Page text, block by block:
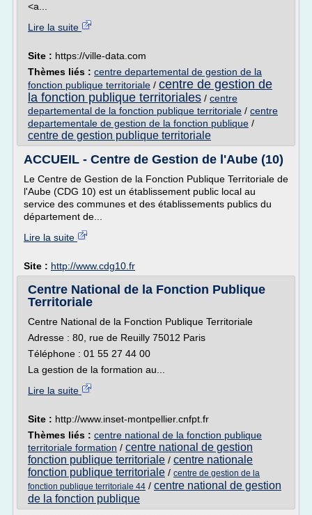
<a...
Lire la suite
Site : https://ville-data.com
Thèmes liés : centre departemental de gestion de la
fonction publique territoriale / centre de gestion de
la fonction publique territoriales / centre
departemental de la fonction publique territoriale / centre
departementale de gestion de la fonction publique /
centre de gestion publique territoriale
ACCUEIL - Centre de Gestion de l'Aube (10)
Le Centre de Gestion de la Fonction Publique Territoriale de
l'Aube (CDG 10) est un établissement public local au
service des communes et des établissements publics du
département de...
Lire la suite
Site : http://www.cdg10.fr
Centre National de la Fonction Publique
Territoriale
Centre National de la Fonction Publique Territoriale
Adresse : 80, rue de Reuilly 75012 Paris
Téléphone : 01 55 27 44 00
La gestion de la formation au...
Lire la suite
Site : http://www.inset-montpellier.cnfpt.fr
Thèmes liés : centre national de la fonction publique
territoriale formation / centre national de gestion
fonction publique territoriale / centre nationale
fonction publique territoriale / centre de gestion de la
fonction publique territoriale 44 / centre national de gestion
de la fonction publique